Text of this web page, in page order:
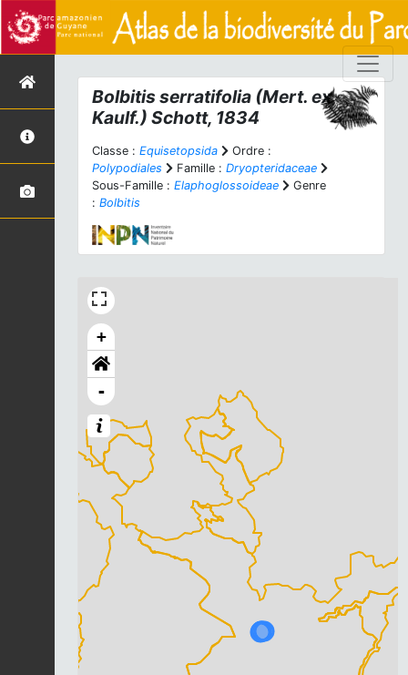
Bolbitis serratifolia (Mert. ex
Kaulf.) Schott, 1834
Classe : Equisetopsida
Ordre :
Polypodiales
Famille : Dryopteridaceae
Sous-Famille : Elaphoglossoideae
Genre
: Bolbitis
+
-